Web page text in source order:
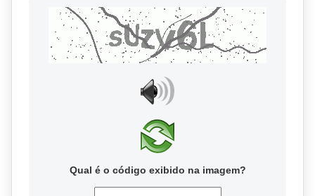
Qual é o código exibido na imagem?